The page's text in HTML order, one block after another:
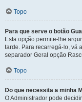
Topo
Para que serve o botão
Esta opção permite-lhe
tarde. Para recarregá-lo, vá
separador Geral opção
Topo
Do que necessita a minha
O Administrador pode